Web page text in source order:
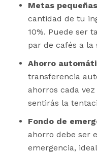
Metas pequeñas
cantidad de tu
10%. Puede ser
par de cafés a la
Ahorro
transferencia
ahorros cada
sentirás la
Fondo de
ahorro debe ser
emergencia,